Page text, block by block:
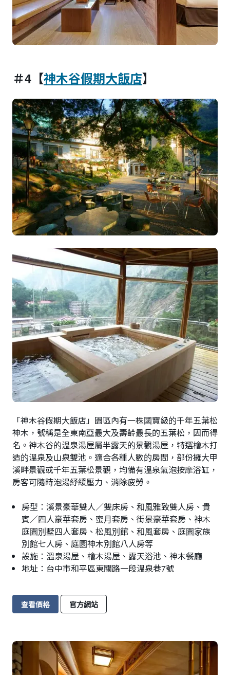
＃4【神木谷假期大飯店】
「神木谷假期大飯店」園區內有一株國寶級的千年五葉松
神木，號稱是全東南亞最大及壽齡最長的五葉松，因而得
名。神木谷的溫泉湯屋屬半露天的景觀湯屋，特選檜木打
造的溫泉及山泉雙池。適合各種人數的房間，部份擁大甲
溪畔景觀或千年五葉松景觀，均備有溫泉氣泡按摩浴缸，
房客可隨時泡湯紓緩壓力、消除疲勞。
房型：溪景豪華雙人／雙床房、和風雅致雙人房、貴
賓／四人豪華套房、蜜月套房、街景豪華套房、神木
庭園別墅四人套房、松風別館、和風套房、庭園家族
別館七人房、庭園神木別館八人房等
設施：溫泉湯屋、檜木湯屋、露天浴池、神木餐廳
地址：台中市和平區東關路一段溫泉巷7號
查看價格 官方網站